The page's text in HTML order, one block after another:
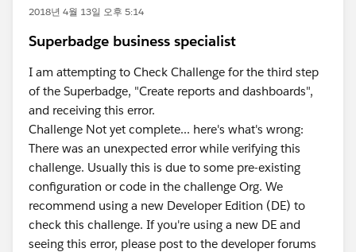
2018년 4월 13일 오후 5:14
Superbadge business specialist
I am attempting to Check Challenge for the third step
of the Superbadge, "Create reports and dashboards",
and receiving this error.
Challenge Not yet complete... here's what's wrong:
There was an unexpected error while verifying this
challenge. Usually this is due to some pre-existing
configuration or code in the challenge Org. We
recommend using a new Developer Edition (DE) to
check this challenge. If you're using a new DE and
seeing this error, please post to the developer forums